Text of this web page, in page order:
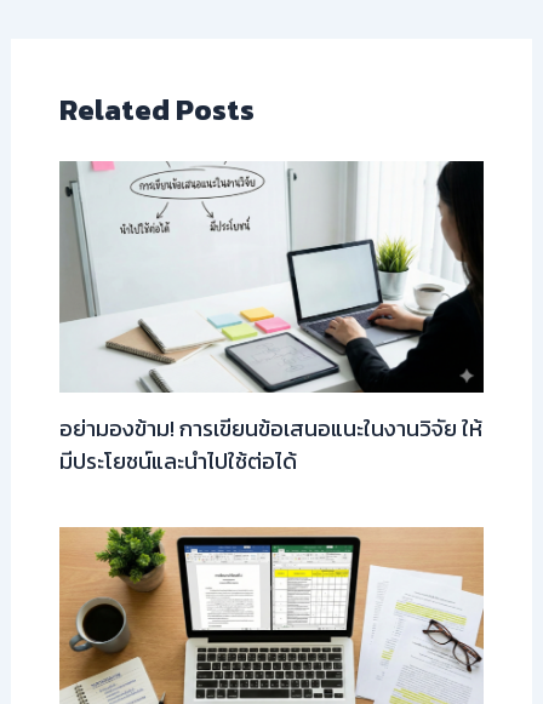
Related Posts
อย่ามองข้าม! การเขียนข้อเสนอแนะในงานวิจัย ให้
มีประโยชน์และนำไปใช้ต่อได้